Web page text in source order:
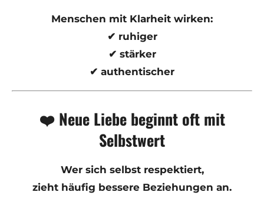
Menschen mit Klarheit wirken:
✔ ruhiger
✔ stärker
✔ authentischer
❤️ Neue Liebe beginnt oft mit
Selbstwert
Wer sich selbst respektiert,
zieht häufig bessere Beziehungen an.